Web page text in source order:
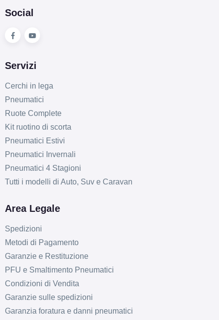
Social
Servizi
Cerchi in lega
Pneumatici
Ruote Complete
Kit ruotino di scorta
Pneumatici Estivi
Pneumatici Invernali
Pneumatici 4 Stagioni
Tutti i modelli di Auto, Suv e Caravan
Area Legale
Spedizioni
Metodi di Pagamento
Garanzie e Restituzione
PFU e Smaltimento Pneumatici
Condizioni di Vendita
Garanzie sulle spedizioni
Garanzia foratura e danni pneumatici